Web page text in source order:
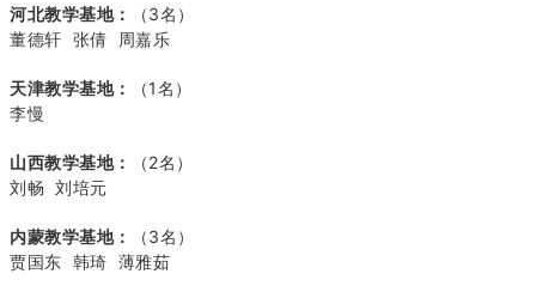
河北教学基地：
（3名）
董德轩 张倩 周嘉乐
天津教学基地：
（1名）
李慢
山西教学基地：
（2名）
刘畅 刘培元
内蒙教学基地：
（3名）
贾国东 韩琦 薄雅茹